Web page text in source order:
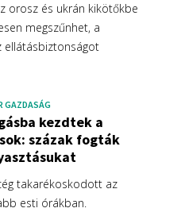
orosz és ukrán kikötőkbe
megszűnhet, a
ellátásbiztonságot
GAZDASÁG
kezdtek a
százak fogták
takarékoskodott az
esti órákban.